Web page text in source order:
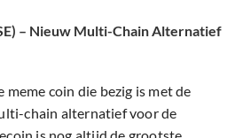
– Nieuw Multi-Chain Alternatief
meme coin die bezig is met de
chain alternatief voor de